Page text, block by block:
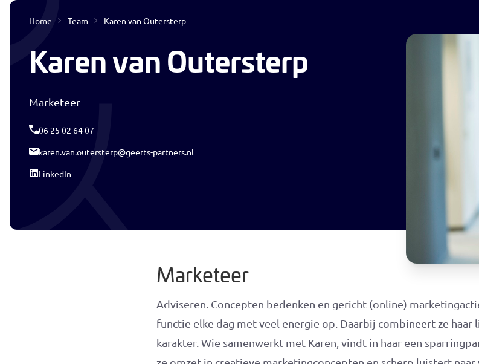
Interim & Detacheren
Home Team Karen van Outersterp
Karen van Outersterp
Marketeer
06 25 02 64 07
karen.van.outersterp@geerts-partners.nl
LinkedIn
Marketeer
Adviseren. Concepten bedenken en gericht (online)
functie elke dag met veel energie op. Daarbij combineert ze haar
karakter. Wie samenwerkt met Karen, vindt in haar een